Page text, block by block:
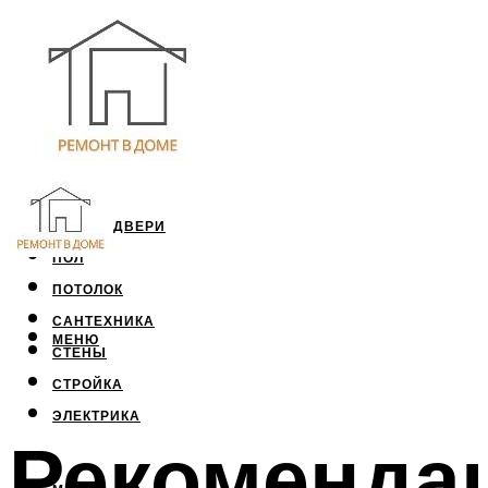
ОКНА И ДВЕРИ
ПОЛ
ПОТОЛОК
САНТЕХНИКА
СТЕНЫ
СТРОЙКА
ЭЛЕКТРИКА
МЕНЮ